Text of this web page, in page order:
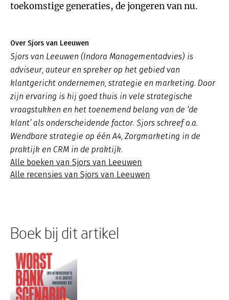
toekomstige generaties, de jongeren van nu.
Over Sjors van Leeuwen
Sjors van Leeuwen (Indora Managementadvies) is
adviseur, auteur en spreker op het gebied van
klantgericht ondernemen, strategie en marketing. Door
zijn ervaring is hij goed thuis in vele strategische
vraagstukken en het toenemend belang van de ‘de
klant’ als onderscheidende factor. Sjors schreef o.a.
Wendbare strategie op één A4, Zorgmarketing in de
praktijk en CRM in de praktijk.
Alle boeken van Sjors van Leeuwen
Alle recensies van Sjors van Leeuwen
Boek bij dit artikel